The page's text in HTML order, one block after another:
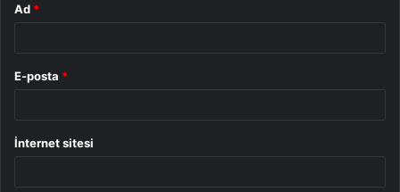
Ad *
E-posta *
İnternet sitesi